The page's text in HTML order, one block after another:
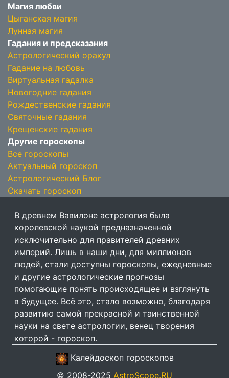
Магия любви
Цыганская магия
Лунная магия
Гадания и предсказания
Астрологический оракул
Гадание на любовь
Виртуальная гадалка
Новогодние гадания
Рождественские гадания
Святочные гадания
Крещенские гадания
Другие гороскопы
Все гороскопы
Актуальный гороскоп
Астрологический Блог
Скачать гороскоп
В древнем Вавилоне астрология была
королевской наукой предназначенной
исключительно для правителей древних
империй. Лишь в наши дни, для миллионов
людей, стали доступны гороскопы, ежедневные
и другие астрологические прогнозы
помогающие понять происходящее и взглянуть
в будущее. Всё это, стало возможно, благодаря
развитию самой прекрасной и таинственной
науки на свете астрологии, венец творения
которой - гороскоп.
Калейдоскоп гороскопов
© 2008-2025 AstroScope.RU